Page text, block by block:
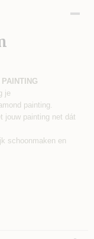
je
painting.
jouw painting net dát
schoonmaken en